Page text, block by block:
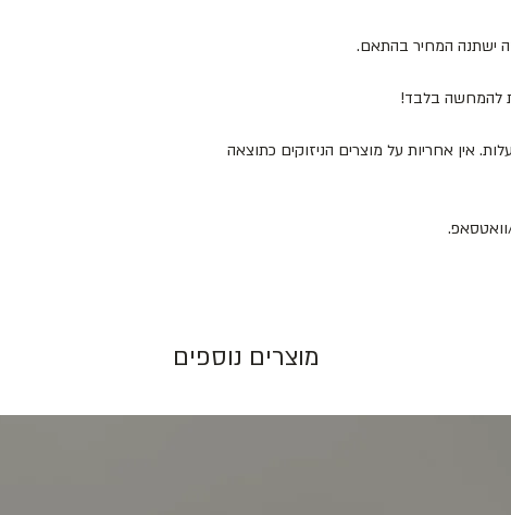
ישתנה המחיר בהתאם.
להמחשה בלבד!
את המוצרים במקום מוצל ולא מעל 25 מעלות. אין אחריות על מוצרים הניזוקים כתוצאה
מוצרים נוספים